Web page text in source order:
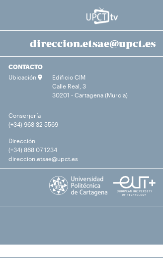
direccion.etsae@upct.es
CONTACTO
Ubicación
Edificio CIM
Calle Real, 3
30201 - Cartagena (Murcia)
Conserjería
(+34) 968 32 5569
Dirección
(+34) 868 07 1234
direccion.etsae@upct.es